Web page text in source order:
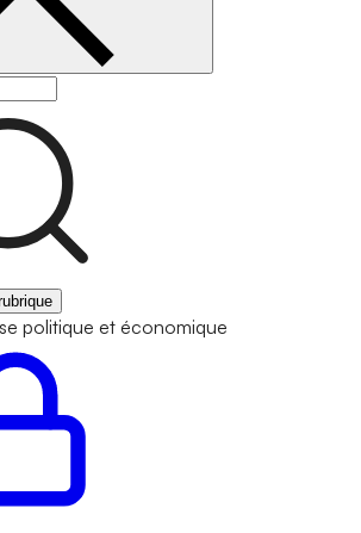
politique et économique